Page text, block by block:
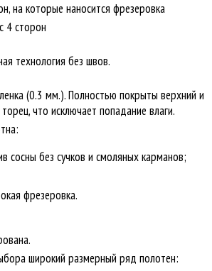
на которые наносится фрезеровка
4 сторон
технология без швов.
(0.3 мм.). Полностью покрыты верхний и
что исключает попадание влаги.
сосны без сучков и смоляных карманов;
фрезеровка.
широкий размерный ряд полотен: